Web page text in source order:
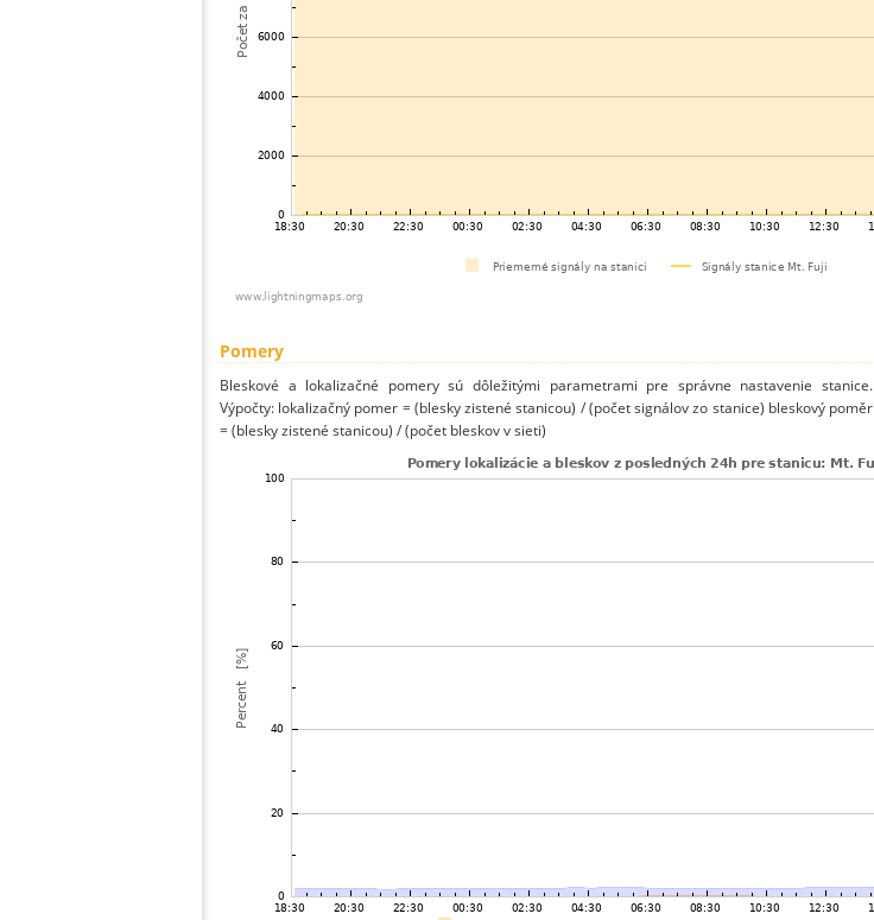
Pomery
Bleskové a lokalizačné pomery sú dôležitými parametrami pre správne nastavenie stanice.
Výpočty: lokalizačný pomer = (blesky zistené stanicou) / (počet signálov zo stanice) bleskový poměr
= (blesky zistené stanicou) / (počet bleskov v sieti)